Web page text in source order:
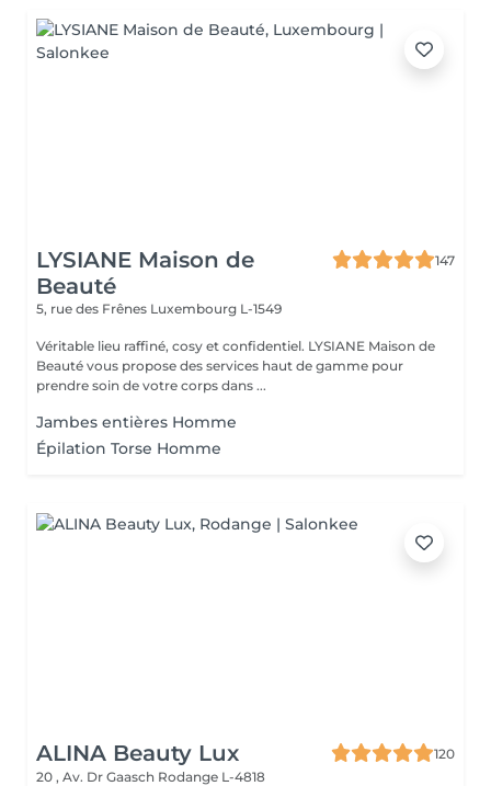
LYSIANE Maison de
Beauté
147
5, rue des Frênes Luxembourg L-1549
Véritable lieu raffiné, cosy et confidentiel. LYSIANE Maison de
Beauté vous propose des services haut de gamme pour
prendre soin de votre corps dans ...
Jambes entières Homme
Épilation Torse Homme
ALINA Beauty Lux
120
20 , Av. Dr Gaasch Rodange L-4818